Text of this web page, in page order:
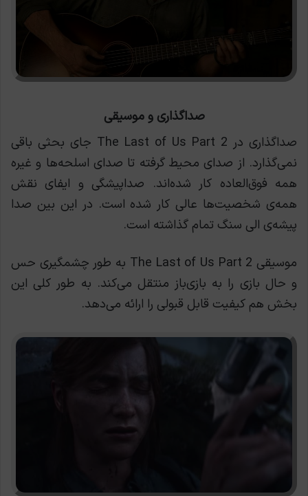
صداگذاری و موسیقی
صداگذاری در The Last of Us Part 2 جای بحثی باقی
نمی‌گذارد. از صدای محیط گرفته تا صدای اسلحه‌ها و غیره
همه فوق‌العاده کار شده‌اند. صداپیشگی و ایفای نقش
همه‌ی شخصیت‌ها عالی کار شده است. در این بین صدا
پیشه‌ی الی سنگ تمام گذاشته است.
موسیقی The Last of Us Part 2 به طور چشمگیری حس
و حال بازی را به بازی‌باز منتقل می‌کند. به طور کلی این
بخش هم کیفیت قابل قبولی را ارائه می‌دهد.